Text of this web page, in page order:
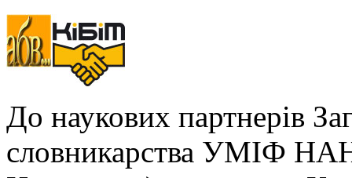
До наукових партнерів
словникарства УМІФ